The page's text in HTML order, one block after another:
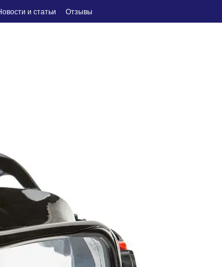
и статьи Отзывы